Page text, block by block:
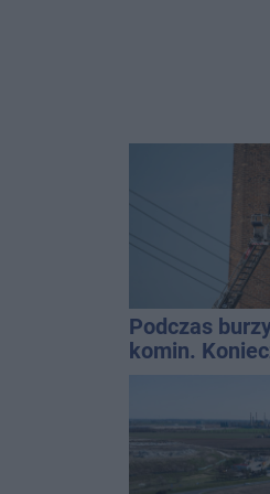
Podczas
komin.